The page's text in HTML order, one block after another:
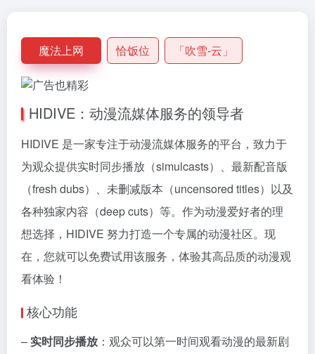
魔法上网 恰饭位 「吹雪-云」
HIDIVE：动漫流媒体服务的领导者
HIDIVE 是一家专注于动漫流媒体服务的平台，致力于
为观众提供实时同步播放（simulcasts）、最新配音版
（fresh dubs）、未删减版本（uncensored titles）以及
各种独家内容（deep cuts）等。作为动漫爱好者的理
想选择，HIDIVE 努力打造一个专属的动漫社区。现
在，您就可以免费试用该服务，体验其高品质的动漫观
看体验！
核心功能
–实时同步播放 ：观众可以第一时间观看动漫的最新剧